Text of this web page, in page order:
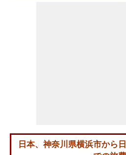
日本、神奈川県横浜市から